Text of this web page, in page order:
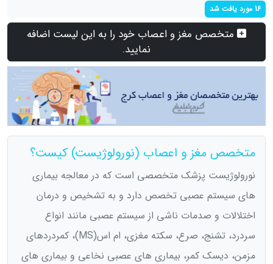
16 مورد یافت شد
متخصص مغز و اعصاب خود را به این لیست اضافه
نمایید.
متخصص مغز و اعصاب (نورولوژیست) کیست؟
نورولوژیست پزشک متخصصی است که در معالجه بیماری
های سیستم عصبی تخصص دارد و به تشخیص و درمان
اختلالات و صدمات ناشی از سیستم عصبی مانند انواع
سردرد، تشنج، صرع، سکته مغزی، ام اس(MS)، کمردردهای
مزمن، دیسک کمر، بیماری های عصبی نخاعی و بیماری های